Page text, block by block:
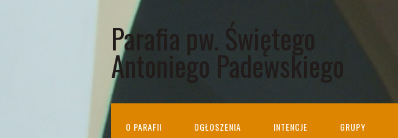
Parafia pw. Świętego
Antoniego Padewskiego
O PARAFII OGŁOSZENIA INTENCJE GRUPY